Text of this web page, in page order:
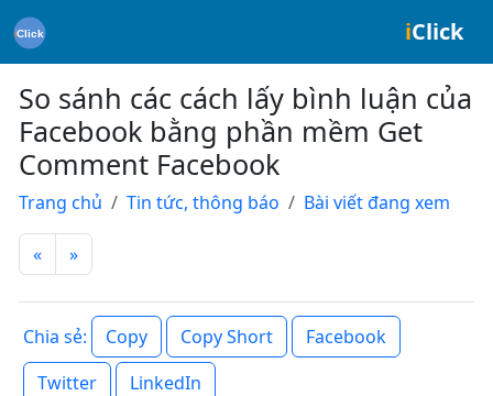
iClick
So sánh các cách lấy bình luận của
Facebook bằng phần mềm Get
Comment Facebook
Trang chủ Tin tức, thông báo Bài viết đang xem
« »
Chia sẻ: Copy Copy Short
Facebook
Twitter
LinkedIn